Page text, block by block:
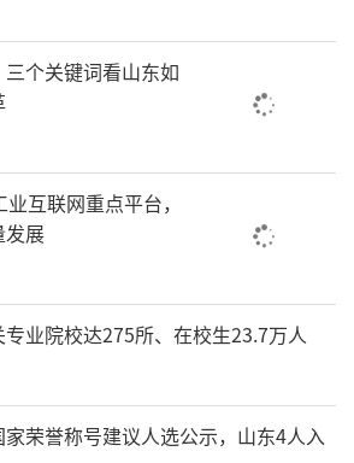
个关键词看山东如
互联网重点平台，
发展
业院校达275所、在校生23.7万人
荣誉称号建议人选公示，山东4人入